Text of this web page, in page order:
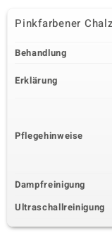
Pinkfarbener
Behandlung
Erklärung
Pflegehinweise
Dampfreinigung
Ultraschallreinigung